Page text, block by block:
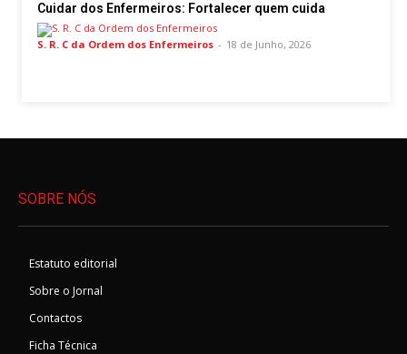
Cuidar dos Enfermeiros: Fortalecer quem cuida
S. R. C da Ordem dos Enfermeiros - 18 de Junho, 2026
SOBRE NÓS
Estatuto editorial
Sobre o Jornal
Contactos
Ficha Técnica